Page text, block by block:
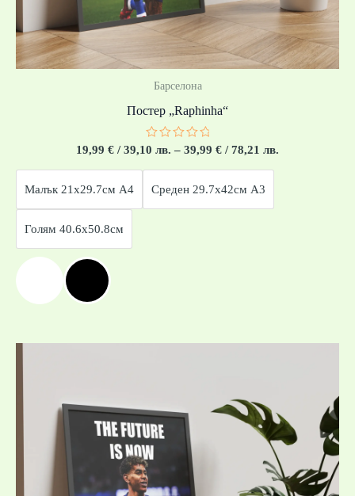
Барселона
Постер „Raphinha“
Оценено
0
5
19,99 € / 39,10 лв. – 39,99 € / 78,21 лв.
Малък 21x29.7см А4 Среден 29.7x42см А3
Голям 40.6x50.8см
39,10 лв.
through
39,99 €
78,21 лв.